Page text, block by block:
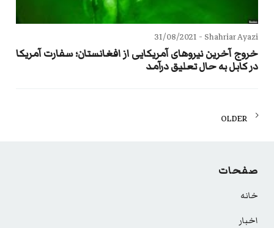
Shahriar Ayazi -
31/08/2021
خروج آخرین نیروهای آمریکایی از افغانستان؛ سفارت آمریکا
در کابل به حال تعلیق درآمد
Posts
OLDER
صفحات
خانه
اخبار